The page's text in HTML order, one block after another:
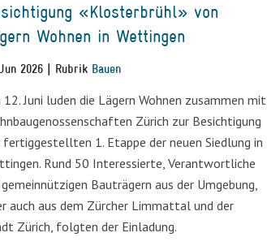
«Klosterbrühl» von
Wohnen in Wettingen
2026 | Rubrik Bauen
12. Juni luden die Lägern Wohnen zusammen mit
Zürich zur Besichtigung
fertiggestellten 1. Etappe der neuen Siedlung in
Rund 50 Interessierte, Verantwortliche
Bauträgern aus der Umgebung,
auch aus dem Zürcher Limmattal und der
Zürich, folgten der Einladung.